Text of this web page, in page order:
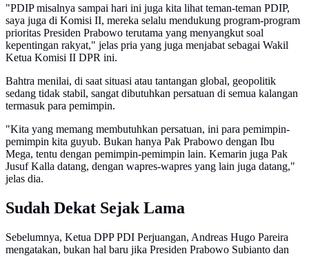
"PDIP misalnya sampai hari ini juga kita lihat teman-teman PDIP,
saya juga di Komisi II, mereka selalu mendukung program-program
prioritas Presiden Prabowo terutama yang menyangkut soal
kepentingan rakyat," jelas pria yang juga menjabat sebagai Wakil
Ketua Komisi II DPR ini.
Bahtra menilai, di saat situasi atau tantangan global, geopolitik
sedang tidak stabil, sangat dibutuhkan persatuan di semua kalangan
termasuk para pemimpin.
"Kita yang memang membutuhkan persatuan, ini para pemimpin-
pemimpin kita guyub. Bukan hanya Pak Prabowo dengan Ibu
Mega, tentu dengan pemimpin-pemimpin lain. Kemarin juga Pak
Jusuf Kalla datang, dengan wapres-wapres yang lain juga datang,"
jelas dia.
Sudah Dekat Sejak Lama
Sebelumnya, Ketua DPP PDI Perjuangan, Andreas Hugo Pareira
mengatakan, bukan hal baru jika Presiden Prabowo Subianto dan